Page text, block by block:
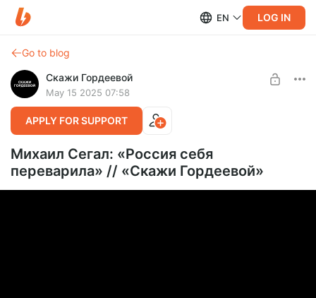
EN LOG IN
Go to blog
Скажи Гордеевой
May 15 2025 07:58
APPLY FOR SUPPORT
Михаил Сегал: «Россия себя
переварила» // «Скажи Гордеевой»